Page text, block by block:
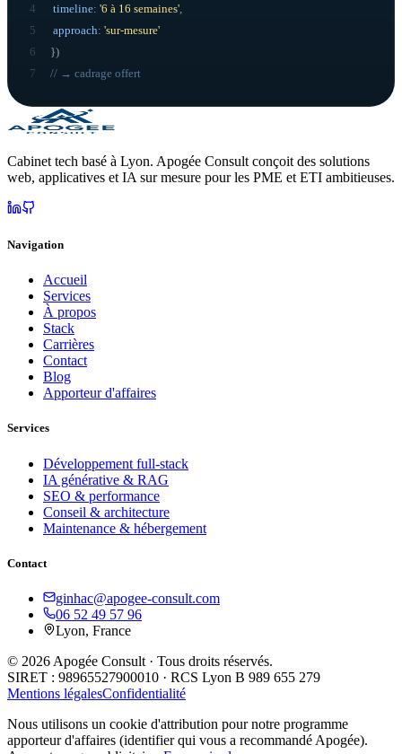
4
timeline: '6 à 16 semaines'
5
approach: 'sur-mesure'
6
})
7
// → cadrage offert
Cabinet tech basé à Lyon. Apogée Consult conçoit des solutions
web, applicatives et IA sur mesure pour les PME et ETI ambitieuses.
Navigation
Accueil
Services
À propos
Stack
Carrières
Contact
Blog
Apporteur d'affaires
Services
Développement full-stack
IA générative & RAG
SEO & performance
Conseil & architecture
Maintenance & hébergement
Contact
ginhac@apogee-consult.com
06 52 49 57 96
Lyon, France
© 2026 Apogée Consult · Tous droits réservés.
SIRET : 98965527900010 · RCS Lyon B 989 655 279
Mentions légalesConfidentialité
Nous utilisons un cookie d'attribution pour notre programme
apporteur d'affaires (identifier qui vous a recommandé Apogée).